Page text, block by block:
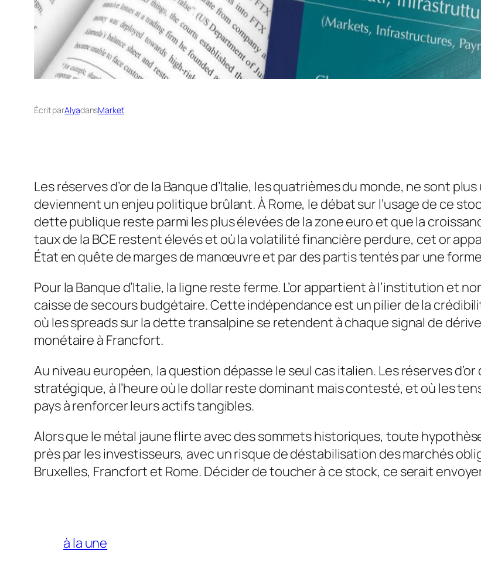
Écrit parAlyadansMarket
Les réserves d’or de la Banque d’Italie, les quatrièmes du monde, ne sont
deviennent un enjeu politique brûlant. À Rome, le débat sur l’usage de ce
dette publique reste parmi les plus élevées de la zone euro et que la
taux de la BCE restent élevés et où la volatilité financière perdure, cet or
État en quête de marges de manœuvre et par des partis tentés par une
Pour la Banque d’Italie, la ligne reste ferme. L’or appartient à l’institution et
caisse de secours budgétaire. Cette indépendance est un pilier de la
où les spreads sur la dette transalpine se retendent à chaque signal de
monétaire à Francfort.
Au niveau européen, la question dépasse le seul cas italien. Les réserves
stratégique, à l’heure où le dollar reste dominant mais contesté, et où les
pays à renforcer leurs actifs tangibles.
Alors que le métal jaune flirte avec des sommets historiques, toute
près par les investisseurs, avec un risque de déstabilisation des marchés
Bruxelles, Francfort et Rome. Décider de toucher à ce stock, ce serait
à la une